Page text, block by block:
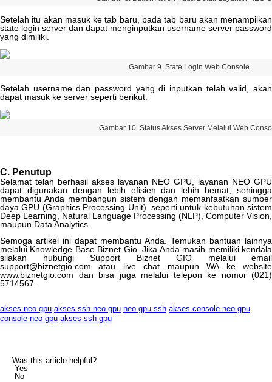
Setelah itu akan masuk ke tab baru pada tab baru akan menampilkan
state login server dan dapat menginputkan username server password
yang dimiliki
Gambar 9. State Login Web Console.
Setelah username dan password yang di inputkan telah valid
akan
dapat masuk ke server seperti berikut:
Gambar 10 StatusAkses Server Melalui Web
C. Penutup
Selamat telah berhasil akses layanan NEO GPU layanan NEO GPU
dapat digunakan dengan lebih efisien dan lebih hemat
sehingga
membantu Anda membangun sistem dengan memanfaatkan sumber
daya GPU (Graphics Processing Unit) seperti untuk kebutuhan sistem
Deep Learning Natural Language Processing (NLP) Computer Vision
maupun Data Analytics
Semoga artikel ini dapat membantu Anda Temukan bantuan lainnya
melalui Knowledge Base Biznet Gio. Jika Anda masih memiliki kendala
silakan
hubungi Support Biznet GIO melalui
email
support@biznetgio com atau live chat maupun WA ke
website
www. biznetgio com dan bisa juga melalui telepon ke nomor (021)
5714567
akses neo gpu akses ssh neo gpu neo gpu ssh akses console neo gpu
console neo gpu akses ssh gpu
Was this article helpful?
Yes
No